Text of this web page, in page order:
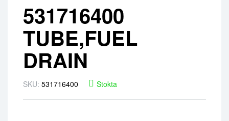
531716400
TUBE,FUEL
DRAIN
SKU: 531716400 Stokta